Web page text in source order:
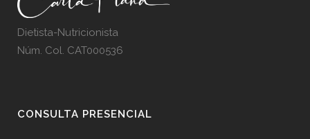
Dietista-Nutricionista
Núm. Col. CAT000536
CONSULTA PRESENCIAL